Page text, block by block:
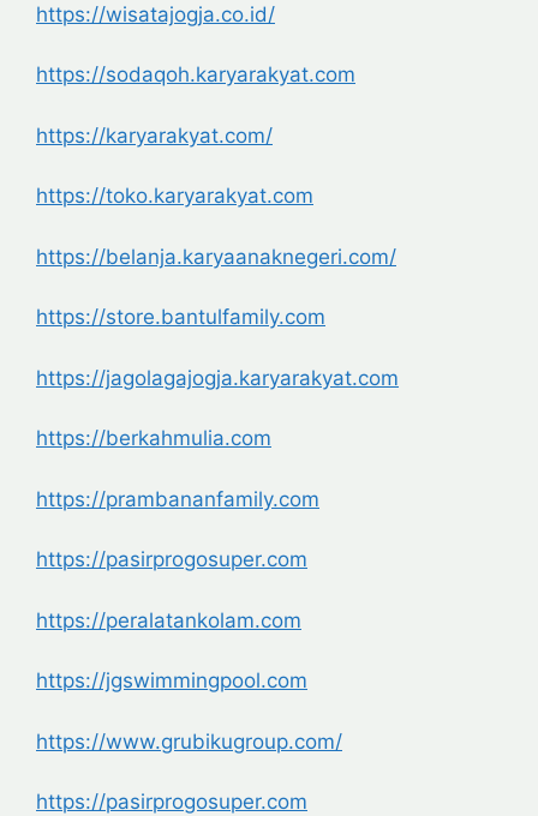
https://wisatajogja.co.id/
https://sodaqoh.karyarakyat.com
https://karyarakyat.com/
https://toko.karyarakyat.com
https://belanja.karyaanaknegeri.com/
https://store.bantulfamily.com
https://jagolagajogja.karyarakyat.com
https://berkahmulia.com
https://prambananfamily.com
https://pasirprogosuper.com
https://peralatankolam.com
https://jgswimmingpool.com
https://www.grubikugroup.com/
https://pasirprogosuper.com